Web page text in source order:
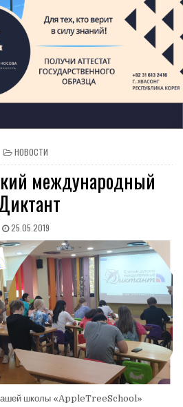
В. Ломоносова
НОВОСТИ
международный
25.05.2019
школы «AppleTreeSchool»